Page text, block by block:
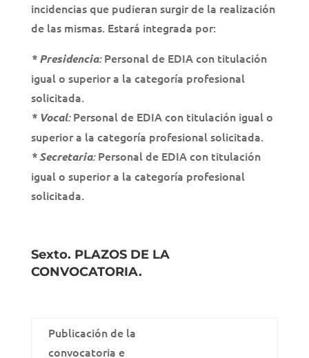
incidencias que pudieran surgir de la realización
de las mismas. Estará integrada por:
* Presidencia:Personal de EDIA con titulación
igual o superior a la categoría profesional
solicitada.
* Vocal:Personal de EDIA con titulación igual o
superior a la categoría profesional solicitada.
* Secretaria:Personal de EDIA con titulación
igual o superior a la categoría profesional
solicitada.
Sexto. PLAZOS DE LA
CONVOCATORIA.
Publicación de la
convocatoria e